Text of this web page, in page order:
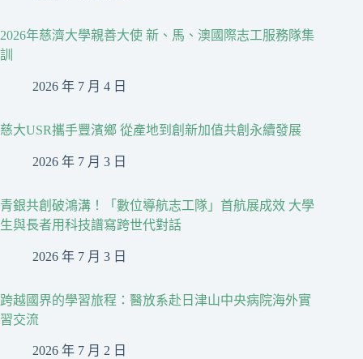
2026年慈濟大學親善大使 新、馬、澳國際志工服務隊集
訓
2026 年 7 月 4 日
慈大USR攜手豐濱鄉 從產地到創新加值共創永續發展
2026 年 7 月 3 日
青銀共創破鴻溝！「數位導航志工隊」首航展成效 大學
生與長者用科技譜寫跨世代對話
2026 年 7 月 3 日
跨越國界的學習旅程：醫放系赴日津山中央病院海外實
習交流
2026 年 7 月 2 日